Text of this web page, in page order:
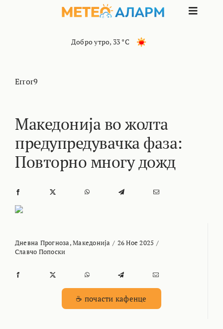
Toggle
Добро утро, 33 °C
Error9
Македонија во жолта
предупредувачка фаза:
Повторно многу дожд
Дневна Прогноза,Македонија / 26 Ное 2025 /
Славчо Попоски
☕ почасти кафенце